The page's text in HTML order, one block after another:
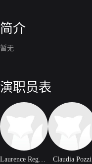
简介
暂无
演职员表
Laurence Regnier Claudia Pozzi